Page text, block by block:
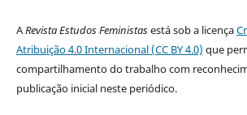
ARevista Estudos Feministasestá sob a licença
Atribuição 4.0 Internacional (CC BY 4.0) que
compartilhamento do trabalho com
publicação inicial neste periódico.